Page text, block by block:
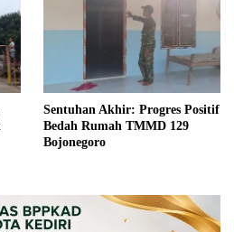
Sentuhan Akhir: Progres Positif
Bedah Rumah TMMD 129
Bojonegoro